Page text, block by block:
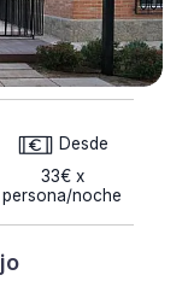
Desde
33€ x
persona/noche